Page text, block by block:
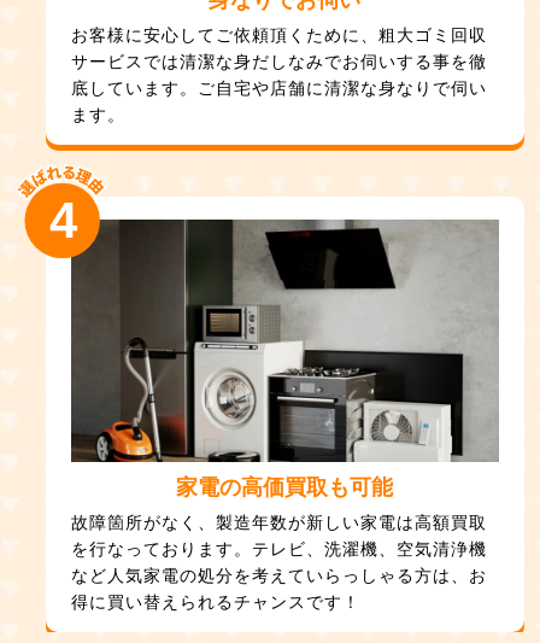
お客様に安心してご依頼頂くために、粗大ゴミ回収
サービスでは清潔な身だしなみでお伺いする事を徹
底しています。ご自宅や店舗に清潔な身なりで伺い
ます。
家電の高価買取も可能
故障箇所がなく、製造年数が新しい家電は高額買取
を行なっております。テレビ、洗濯機、空気清浄機
など人気家電の処分を考えていらっしゃる方は、お
得に買い替えられるチャンスです！
4